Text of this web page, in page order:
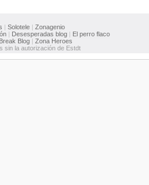
| Solotele | Zonagenio
| Desesperadas blog | El perro flaco
Blog | Zona Heroes
sin la autorización de Estdt